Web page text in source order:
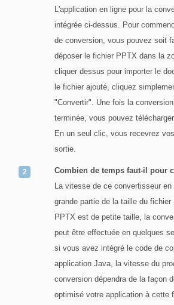
L'application en ligne pour la
intégrée ci-dessus. Pour
de conversion, vous pouvez soit
déposer le fichier PPTX dans la
cliquer dessus pour importer le
le fichier ajouté, cliquez
"Convertir". Une fois la
terminée, vous pouvez
En un seul clic, vous recevrez
sortie.
Combien de temps faut-il pour
La vitesse de ce convertisseur en
grande partie de la taille du
PPTX est de petite taille, la
peut être effectuée en quelques
si vous avez intégré le code de
application Java, la vitesse du
conversion dépendra de la façon
optimisé votre application à cette